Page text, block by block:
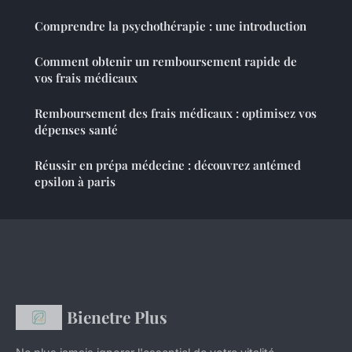
Comprendre la psychothérapie : une introduction
Comment obtenir un remboursement rapide de
vos frais médicaux
Remboursement des frais médicaux : optimisez vos
dépenses santé
Réussir en prépa médecine : découvrez antémed
epsilon à paris
Bienetre Plus